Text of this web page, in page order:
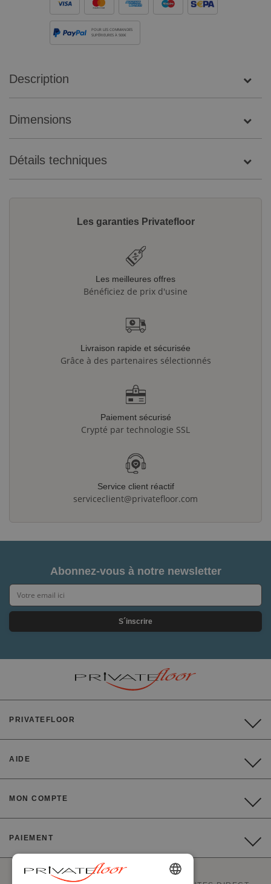
POUR LES COMMANDES
SUPÉRIEURES À 500€
Description
Dimensions
Détails techniques
Les garanties Privatefloor
Les meilleures offres
Bénéficiez de prix d'usine
Livraison rapide et sécurisée
Grâce à des partenaires sélectionnés
Paiement sécurisé
Crypté par technologie SSL
Service client réactif
serviceclient@privatefloor.com
Abonnez-vous à notre newsletter
S´inscrire
PRIVATEFLOOR
AIDE
MON COMPTE
PAIEMENT